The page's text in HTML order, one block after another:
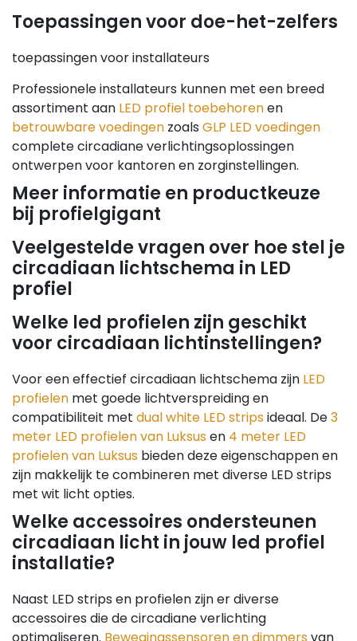
Toepassingen voor doe-het-zelfers
toepassingen voor installateurs
Professionele installateurs kunnen met een breed
assortiment aan LED profiel toebehorenen
betrouwbare voedingen zoals GLP LED voedingen
complete circadiane verlichtingsoplossingen
ontwerpen voor kantoren en zorginstellingen.
Meer informatie en productkeuze
bij profielgigant
Veelgestelde vragen over hoe stel je
circadiaan lichtschema in LED
profiel
Welke led profielen zijn geschikt
voor circadiaan lichtinstellingen?
Voor een effectief circadiaan lichtschema zijn LED
profielen met goede lichtverspreiding en
compatibiliteit met dual white LED stripsideaal. De3
meter LED profielen van Luksusen 4 meter LED
profielen van Luksus bieden deze eigenschappen en
zijn makkelijk te combineren met diverse LED strips
met wit licht opties.
Welke accessoires ondersteunen
circadiaan licht in jouw led profiel
installatie?
Naast LED strips en profielen zijn er diverse
accessoires die de circadiane verlichting